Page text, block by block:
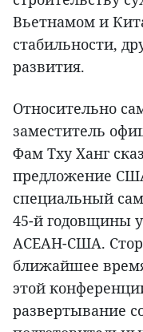
Вьетнамом и
стабильности,
развития.
Относительно
заместитель
Фам Тху Ханг
предложение
специальный
45-й годовщины
АСЕАН-США.
ближайшее
этой
развертывание